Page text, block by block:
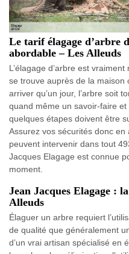
Le tarif élagage d’arbre
abordable – Les Alleuds
L’élagage d’arbre est
se trouve auprès de la
arriver qu’un jour, l’arbre soit
quand même un savoir-faire
quelques étapes doivent être
Assurez vos sécurités donc
peuvent intervenir dans tout
Jacques Elagage est connue
moment.
Jean Jacques Elagage :
Alleuds
Élaguer un arbre requiert
de qualité que généralement
d’un vrai artisan spécialisé en